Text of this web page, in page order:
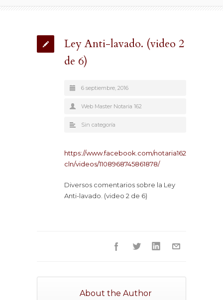
Ley Anti-lavado. (video 2
de 6)
6 septiembre, 2016
Web Master Notaria 162
Sin categoría
https://www.facebook.com/notaria162
cln/videos/1108968745861878/
Diversos comentarios sobre la Ley
Anti-lavado. (video 2 de 6)
About the Author